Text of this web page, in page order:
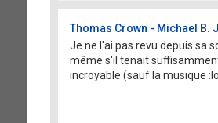
Thomas Crown - Michael B.
Je ne l'ai pas revu depuis sa
même s'il tenait
incroyable (sauf la musique